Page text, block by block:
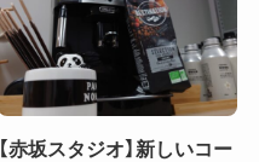
【赤坂スタジオ】新しいコー